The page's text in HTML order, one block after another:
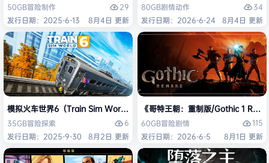
50GB冒险制作
29
发行日期：2025-6-13
8月4日 更新
80GB剧情动作
34
发行日期：2026-6-24
8月4日 更新
模拟火车世界6（Train Sim World 6）免安装中文版
35GB冒险探索
6
发行日期：2025-9-30
8月2日 更新
《哥特王朝：重制版/Gothic 1
60GB冒险剧情
115
发行日期：2026-6-5
8月1日 更新